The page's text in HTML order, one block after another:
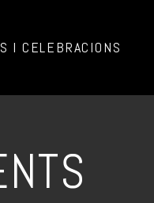
I CELEBRACIONS